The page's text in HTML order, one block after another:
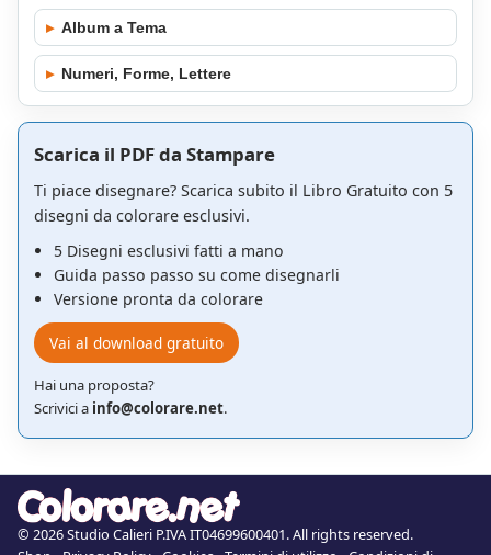
▸ Album a Tema
▸ Numeri, Forme, Lettere
Scarica il PDF da Stampare
Ti piace disegnare? Scarica subito il Libro Gratuito con 5
disegni da colorare esclusivi.
5 Disegni esclusivi fatti a mano
Guida passo passo su come disegnarli
Versione pronta da colorare
Vai al download gratuito
Hai una proposta?
Scrivici a info@colorare.net.
© 2026 Studio Calieri P.IVA IT04699600401. All rights reserved.